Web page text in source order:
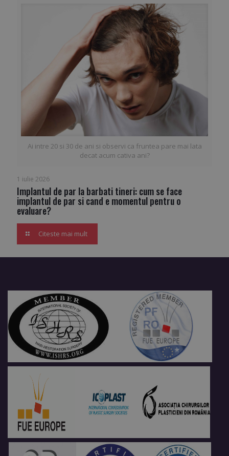
Ai intre 20 si 30 de ani si observi ca fruntea pare mai lata
decat acum cativa ani?
1 iulie 2026
Implantul de par la barbati tineri: cum se face
implantul de par si cand e momentul pentru o
evaluare?
Citeste mai mult